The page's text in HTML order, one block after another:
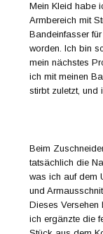
Mein Kleid habe
Armbereich mit
Bandeinfasser
worden. Ich bin
mein nächstes
ich mit meinen
stirbt zuletzt, und
Beim
tatsächlich die
was ich auf dem
und
Dieses Versehen
ich ergänzte die